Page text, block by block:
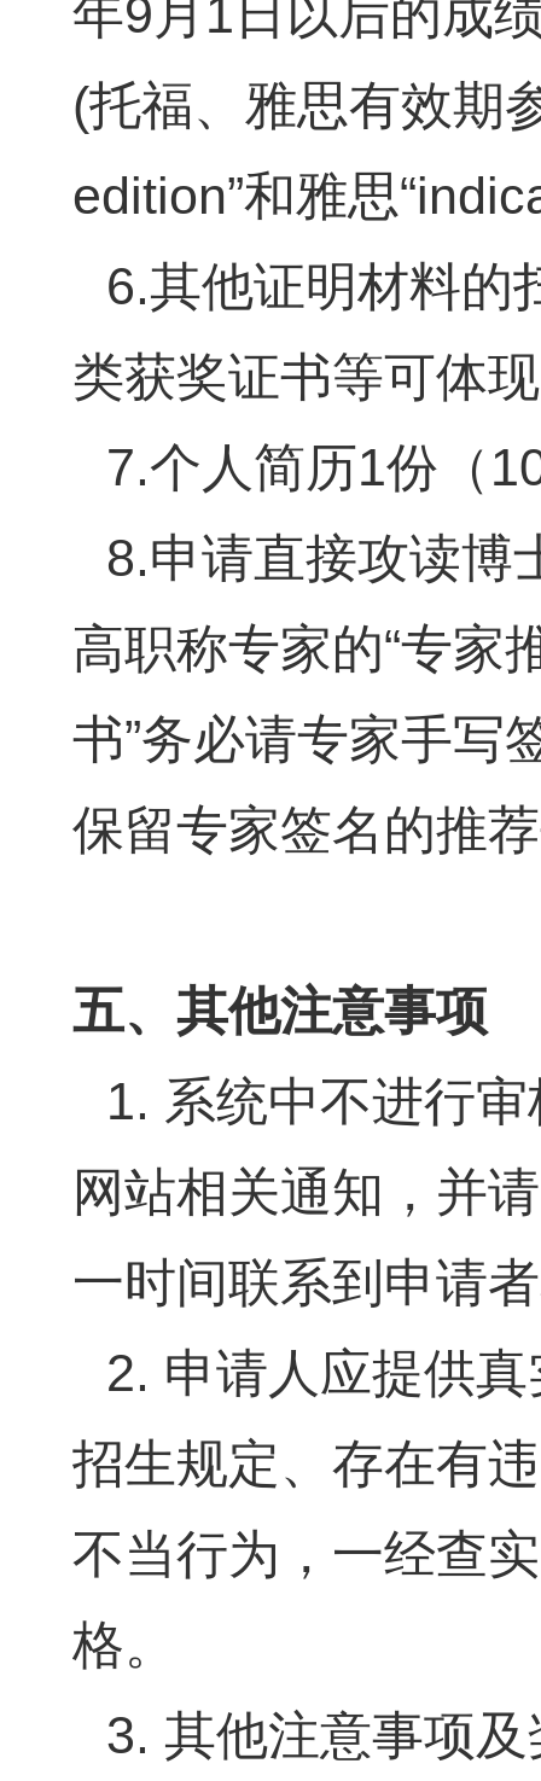
年9 月 1 日以后的成
(托福、雅思有效期
edition”和雅思“
6.其他证明材料的
类获奖证书等可体
7.个人简历1份（
8.申请直接攻读博
高职称专家的“专家
书”务必请专家手写
保留专家签名的推
五、其他注意事项
1. 系统中不进行
网站相关通知，并
一时间联系到申请
2. 申请人应提供
招生规定、存在有
不当行为，一经查
格。
3. 其他注意事项